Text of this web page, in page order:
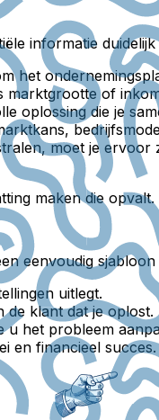
informatie
het
of
oplossing die je
moet je
maken die opvalt.
eenvoudig sjabloon
uitlegt.
klant dat je oplost.
u het probleem
en financieel succes.